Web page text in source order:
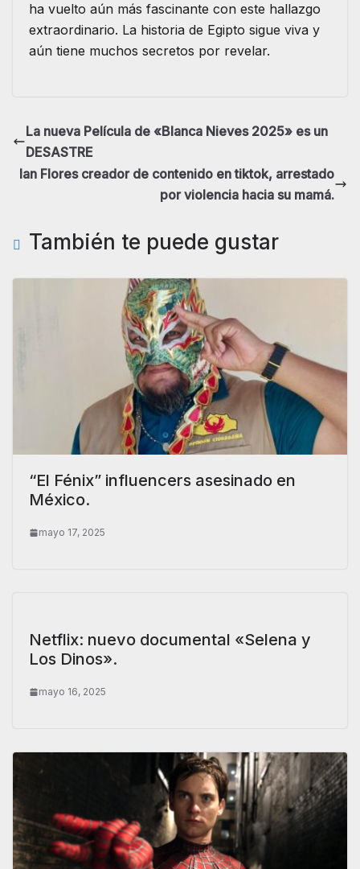
ha vuelto aún más fascinante con este hallazgo
extraordinario. La historia de Egipto sigue viva y
aún tiene muchos secretos por revelar.
La nueva Película de «Blanca Nieves 2025» es un
DESASTRE
Ian Flores creador de contenido en tiktok, arrestado
por violencia hacia su mamá.
También te puede gustar
“El Fénix” influencers asesinado en
México.
mayo 17, 2025
Netflix: nuevo documental «Selena y
Los Dinos».
mayo 16, 2025